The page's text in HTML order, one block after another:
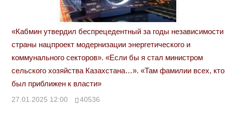
«Кабмин утвердил беспрецедентный за годы независимости
страны нацпроект модернизации энергетического и
коммунального секторов». «Если бы я стал министром
сельского хозяйства Казахстана…». «Там фамилии всех, кто
был приближен к власти»
27.01.2025 12:00 40536